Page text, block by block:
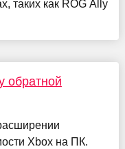
таких как ROG Ally
обратной
Xbox на ПК.